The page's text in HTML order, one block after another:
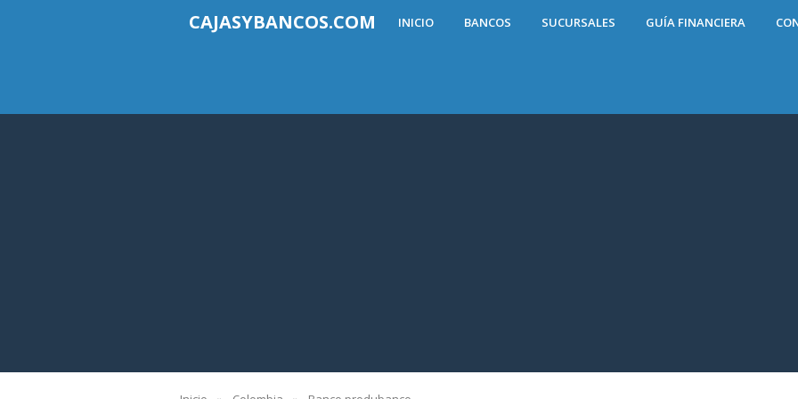
CAJASYBANCOS.COM INICIO BANCOS SUCURSALES GUÍA FINANCIERA